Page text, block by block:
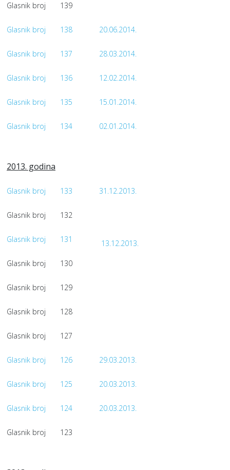
Glasnik broj 139
Glasnik broj 138 20.06.2014.
Glasnik broj 137 28.03.2014.
Glasnik broj 136 12.02.2014.
Glasnik broj 135 15.01.2014.
Glasnik broj 134 02.01.2014.
2013. godina
Glasnik broj 133 31.12.2013.
Glasnik broj 132
Glasnik broj 131 13.12.2013.
Glasnik broj 130
Glasnik broj 129
Glasnik broj 128
Glasnik broj 127
Glasnik broj 126 29.03.2013.
Glasnik broj 125 20.03.2013.
Glasnik broj 124 20.03.2013.
Glasnik broj 123